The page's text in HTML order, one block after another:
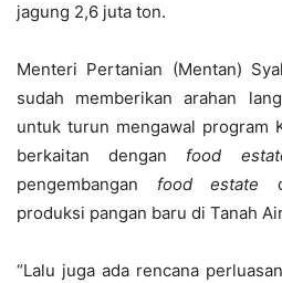
jagung 2,6 juta ton.
Menteri Pertanian (Mentan)
sudah memberikan arahan
untuk turun mengawal program
berkaitan dengan food
pengembangan food estate
produksi pangan baru di Tanah
“Lalu juga ada rencana